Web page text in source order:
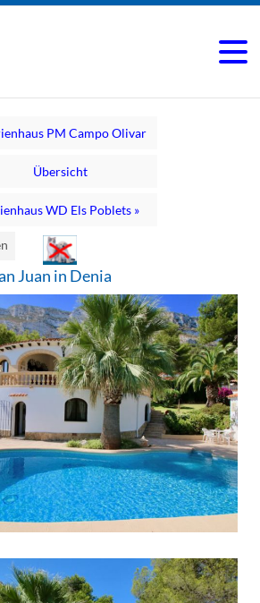
PM Campo Olivar
Übersicht
WD Els Poblets »
Juan in Denia